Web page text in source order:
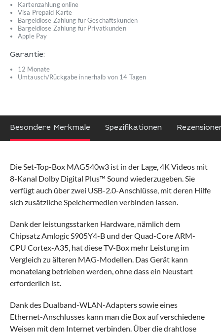
Kartenzahlung online
Visa Prepaid Karte
Bargeldlose Zahlung für Geschäftskunden
Bargeldlose Zahlung für Privatkunden
Apple Pay
Garantie:
12 Monate
Umtausch/Rückgabe innerhalb von 14 Tagen
Besondere Merkmale Spezifikationen
Die Set-Top-Box MAG540w3 ist in der Lage, 4K Videos mit
8-Kanal Dolby Digital Plus™ Sound wiederzugeben. Sie
verfügt auch über zwei USB-2.0-Anschlüsse, mit deren Hilfe
sich zusätzliche Speichermedien verbinden lassen.
Dank der leistungsstarken Hardware, nämlich dem
Chipsatz Amlogic S905Y4-B und der Quad-Core ARM-
CPU Cortex-A35, hat diese TV-Box mehr Leistung im
Vergleich zu älteren MAG-Modellen. Das Gerät kann
monatelang betrieben werden, ohne dass ein Neustart
erforderlich ist.
Dank des Dualband-WLAN-Adapters sowie eines
Ethernet-Anschlusses kann man die Box auf verschiedene
Weisen mit dem Internet verbinden. Über die drahtlose